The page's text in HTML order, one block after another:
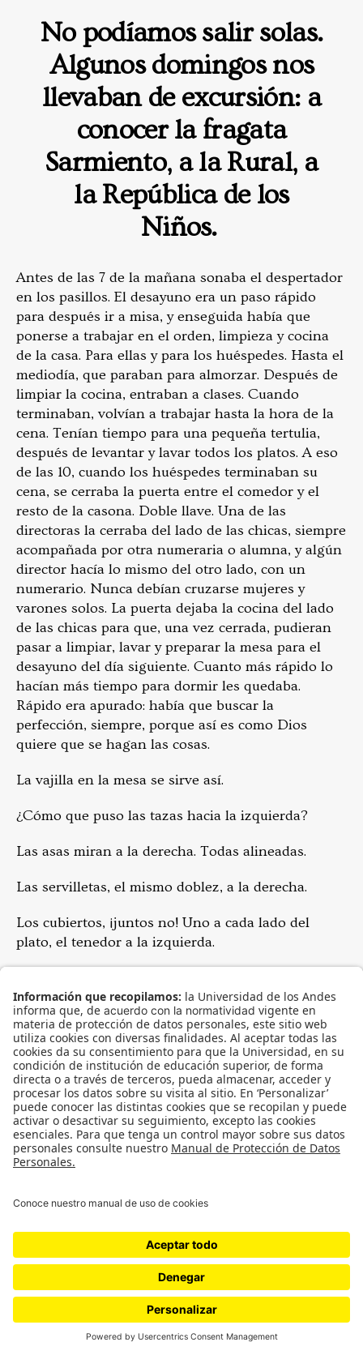
No podíamos salir solas.
Algunos domingos nos
llevaban de excursión: a
conocer la fragata
Sarmiento, a la Rural, a
la República de los
Niños.
Antes de las 7 de la mañana sonaba el despertador
en los pasillos. El desayuno era un paso rápido
para después ir a misa, y enseguida había que
ponerse a trabajar en el orden, limpieza y cocina
de la casa. Para ellas y para los huéspedes. Hasta el
mediodía, que paraban para almorzar. Después de
limpiar la cocina, entraban a clases. Cuando
terminaban, volvían a trabajar hasta la hora de la
cena. Tenían tiempo para una pequeña tertulia,
después de levantar y lavar todos los platos. A eso
de las 10, cuando los huéspedes terminaban su
cena, se cerraba la puerta entre el comedor y el
resto de la casona. Doble llave. Una de las
directoras la cerraba del lado de las chicas, siempre
acompañada por otra numeraria o alumna, y algún
director hacía lo mismo del otro lado, con un
numerario. Nunca debían cruzarse mujeres y
varones solos. La puerta dejaba la cocina del lado
de las chicas para que, una vez cerrada, pudieran
pasar a limpiar, lavar y preparar la mesa para el
desayuno del día siguiente. Cuanto más rápido lo
hacían más tiempo para dormir les quedaba.
Rápido era apurado: había que buscar la
perfección, siempre, porque así es como Dios
quiere que se hagan las cosas.
La vajilla en la mesa se sirve así.
¿Cómo que puso las tazas hacia la izquierda?
Las asas miran a la derecha. Todas alineadas.
Las servilletas, el mismo doblez, a la derecha.
Los cubiertos, ¡juntos no! Uno a cada lado del
plato, el tenedor a la izquierda.
o mejor, las tareas que les tocaban todos los días:
trabajar con un orden y un método podía dosificar
el esfuerzo y cansarse menos.
La cera debe cubrir todo el piso.
Primero, con trapo y secador.
Después, de rodillas para llegar a los rincones.
uniforme.
Puede poner algo debajo de las rodillas para que
Lustrar parece fácil pero no. La máquina es grande
¡Cuidado porque las puede revolear!